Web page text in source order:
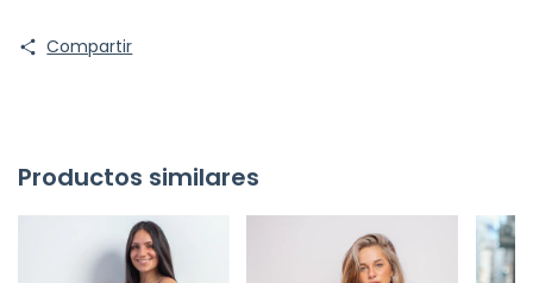
Compartir
Productos similares